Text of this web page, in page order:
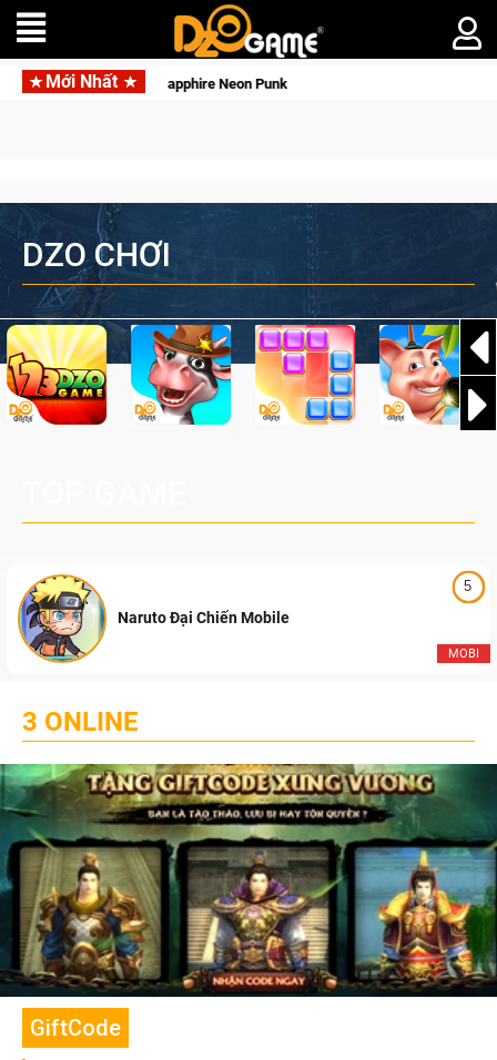
Mới Nhất
cùng Pocketpair đưa bom tấn săn thú sinh tồn lên di động với tên gọi
DZO CHƠI
5
MOBI
Naruto Đại Chiến Mobile
3 ONLINE
GiftCode